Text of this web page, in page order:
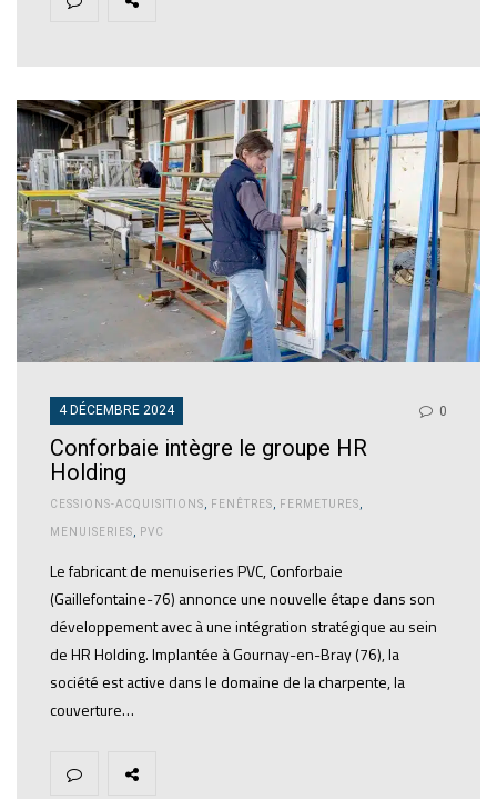
4 DÉCEMBRE 2024 0
Conforbaie intègre le groupe HR
Holding
CESSIONS-ACQUISITIONS FENÊTRES FERMETURES
MENUISERIES PVC
Le fabricant de menuiseries PVC, Conforbaie
(Gaillefontaine-76) annonce une nouvelle étape dans son
développement avec à une intégration stratégique au sein
de HR Holding. Implantée à Gournay-en-Bray (76), la
société est active dans le domaine de la charpente, la
couverture…